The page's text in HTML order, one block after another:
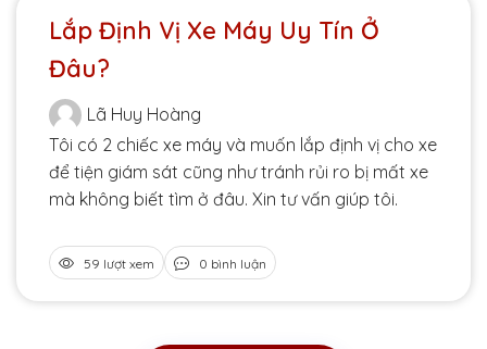
Lắp Định Vị Xe Máy Uy Tín Ở
Đâu?
Lã Huy Hoàng
Tôi có 2 chiếc xe máy và muốn lắp định vị cho xe
để tiện giám sát cũng như tránh rủi ro bị mất xe
mà không biết tìm ở đâu. Xin tư vấn giúp tôi.
59 lượt xem 0 bình luận